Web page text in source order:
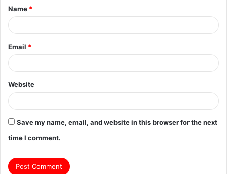
*
Name *
Email *
Website
Save my name, email, and website in this browser for the next
time I comment.